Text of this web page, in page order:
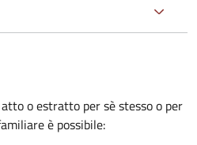
o estratto per sè stesso o per
è possibile: